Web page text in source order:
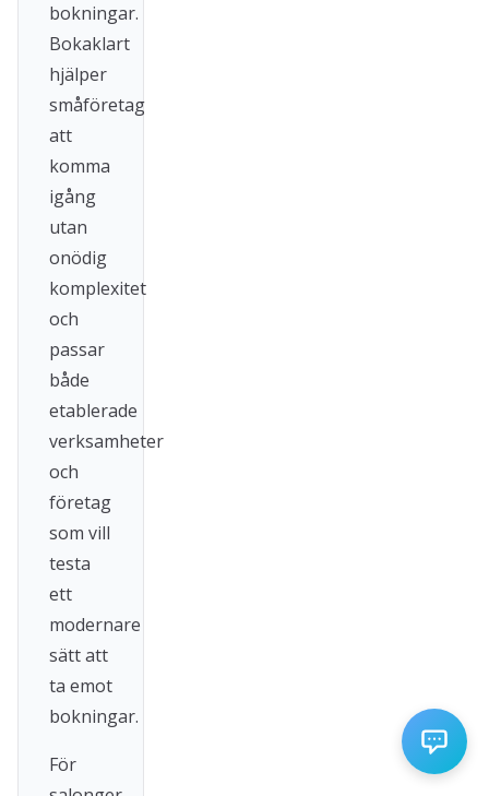
bokningar.
Bokaklart
hjälper
småföretag
att
komma
igång
utan
onödig
komplexitet
och
passar
både
etablerade
verksamheter
och
företag
som vill
testa
ett
modernare
sätt att
ta emot
bokningar.
För